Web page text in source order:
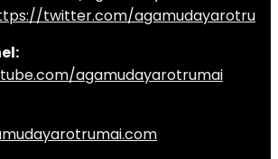
twitter.com/agamudayarotru
agamudayarotrumai